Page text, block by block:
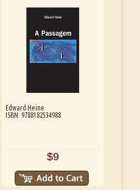
Edward Heine
ISBN: 9788182534988
$9